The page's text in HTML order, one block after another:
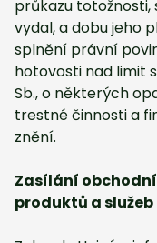
průkazu
vydal, a dobu jeho
splnění právní
hotovosti nad limit
Sb., o některých
trestné činnosti a
znění.
Zasílání
produktů a služeb